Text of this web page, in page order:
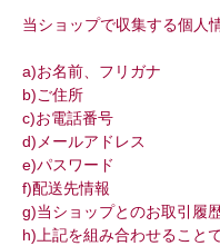
当ショップで収集する個人
a)お名前、フリガナ
b)ご住所
c)お電話番号
d)メールアドレス
e)パスワード
f)配送先情報
g)当ショップとのお取引履
h)上記を組み合わせること